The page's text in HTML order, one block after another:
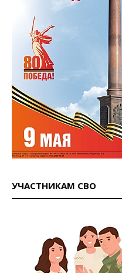
УЧАСТНИКАМ СВО